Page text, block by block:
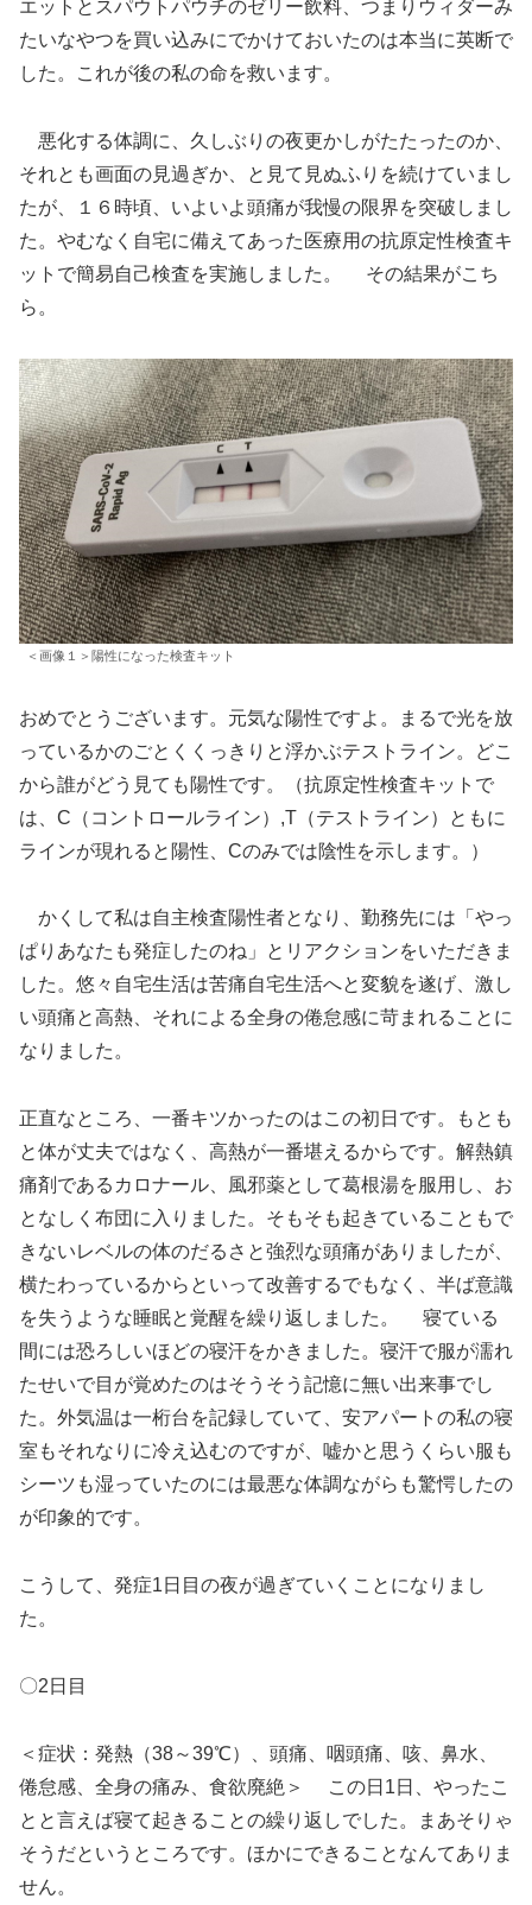
エットとスパウトパウチのゼリー飲料、つまりウィダーみ
たいなやつを買い込みにでかけておいたのは本当に英断で
した。これが後の私の命を救います。
悪化する体調に、久しぶりの夜更かしがたたったのか、
それとも画面の見過ぎか、と見て見ぬふりを続けていまし
たが、１６時頃、いよいよ頭痛が我慢の限界を突破しまし
た。やむなく自宅に備えてあった医療用の抗原定性検査キ
ットで簡易自己検査を実施しました。 その結果がこち
ら。
＜画像１＞陽性になった検査キット
おめでとうございます。元気な陽性ですよ。まるで光を放
っているかのごとくくっきりと浮かぶテストライン。どこ
から誰がどう見ても陽性です。（抗原定性検査キットで
は、C（コントロールライン）,T（テストライン）ともに
ラインが現れると陽性、Cのみでは陰性を示します。）
かくして私は自主検査陽性者となり、勤務先には「やっ
ぱりあなたも発症したのね」とリアクションをいただきま
した。悠々自宅生活は苦痛自宅生活へと変貌を遂げ、激し
い頭痛と高熱、それによる全身の倦怠感に苛まれることに
なりました。
正直なところ、一番キツかったのはこの初日です。もとも
と体が丈夫ではなく、高熱が一番堪えるからです。解熱鎮
痛剤であるカロナール、風邪薬として葛根湯を服用し、お
となしく布団に入りました。そもそも起きていることもで
きないレベルの体のだるさと強烈な頭痛がありましたが、
横たわっているからといって改善するでもなく、半ば意識
を失うような睡眠と覚醒を繰り返しました。 寝ている
間には恐ろしいほどの寝汗をかきました。寝汗で服が濡れ
たせいで目が覚めたのはそうそう記憶に無い出来事でし
た。外気温は一桁台を記録していて、安アパートの私の寝
室もそれなりに冷え込むのですが、嘘かと思うくらい服も
シーツも湿っていたのには最悪な体調ながらも驚愕したの
が印象的です。
こうして、発症1日目の夜が過ぎていくことになりまし
た。
〇2日目
＜症状：発熱（38～39℃）、頭痛、咽頭痛、咳、鼻水、
倦怠感、全身の痛み、食欲廃絶＞ この日1日、やったこ
とと言えば寝て起きることの繰り返しでした。まあそりゃ
そうだというところです。ほかにできることなんてありま
せん。